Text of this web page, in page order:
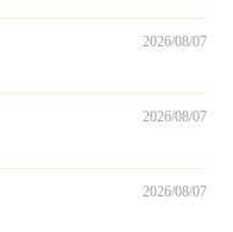
2026/08/07
2026/08/07
2026/08/07